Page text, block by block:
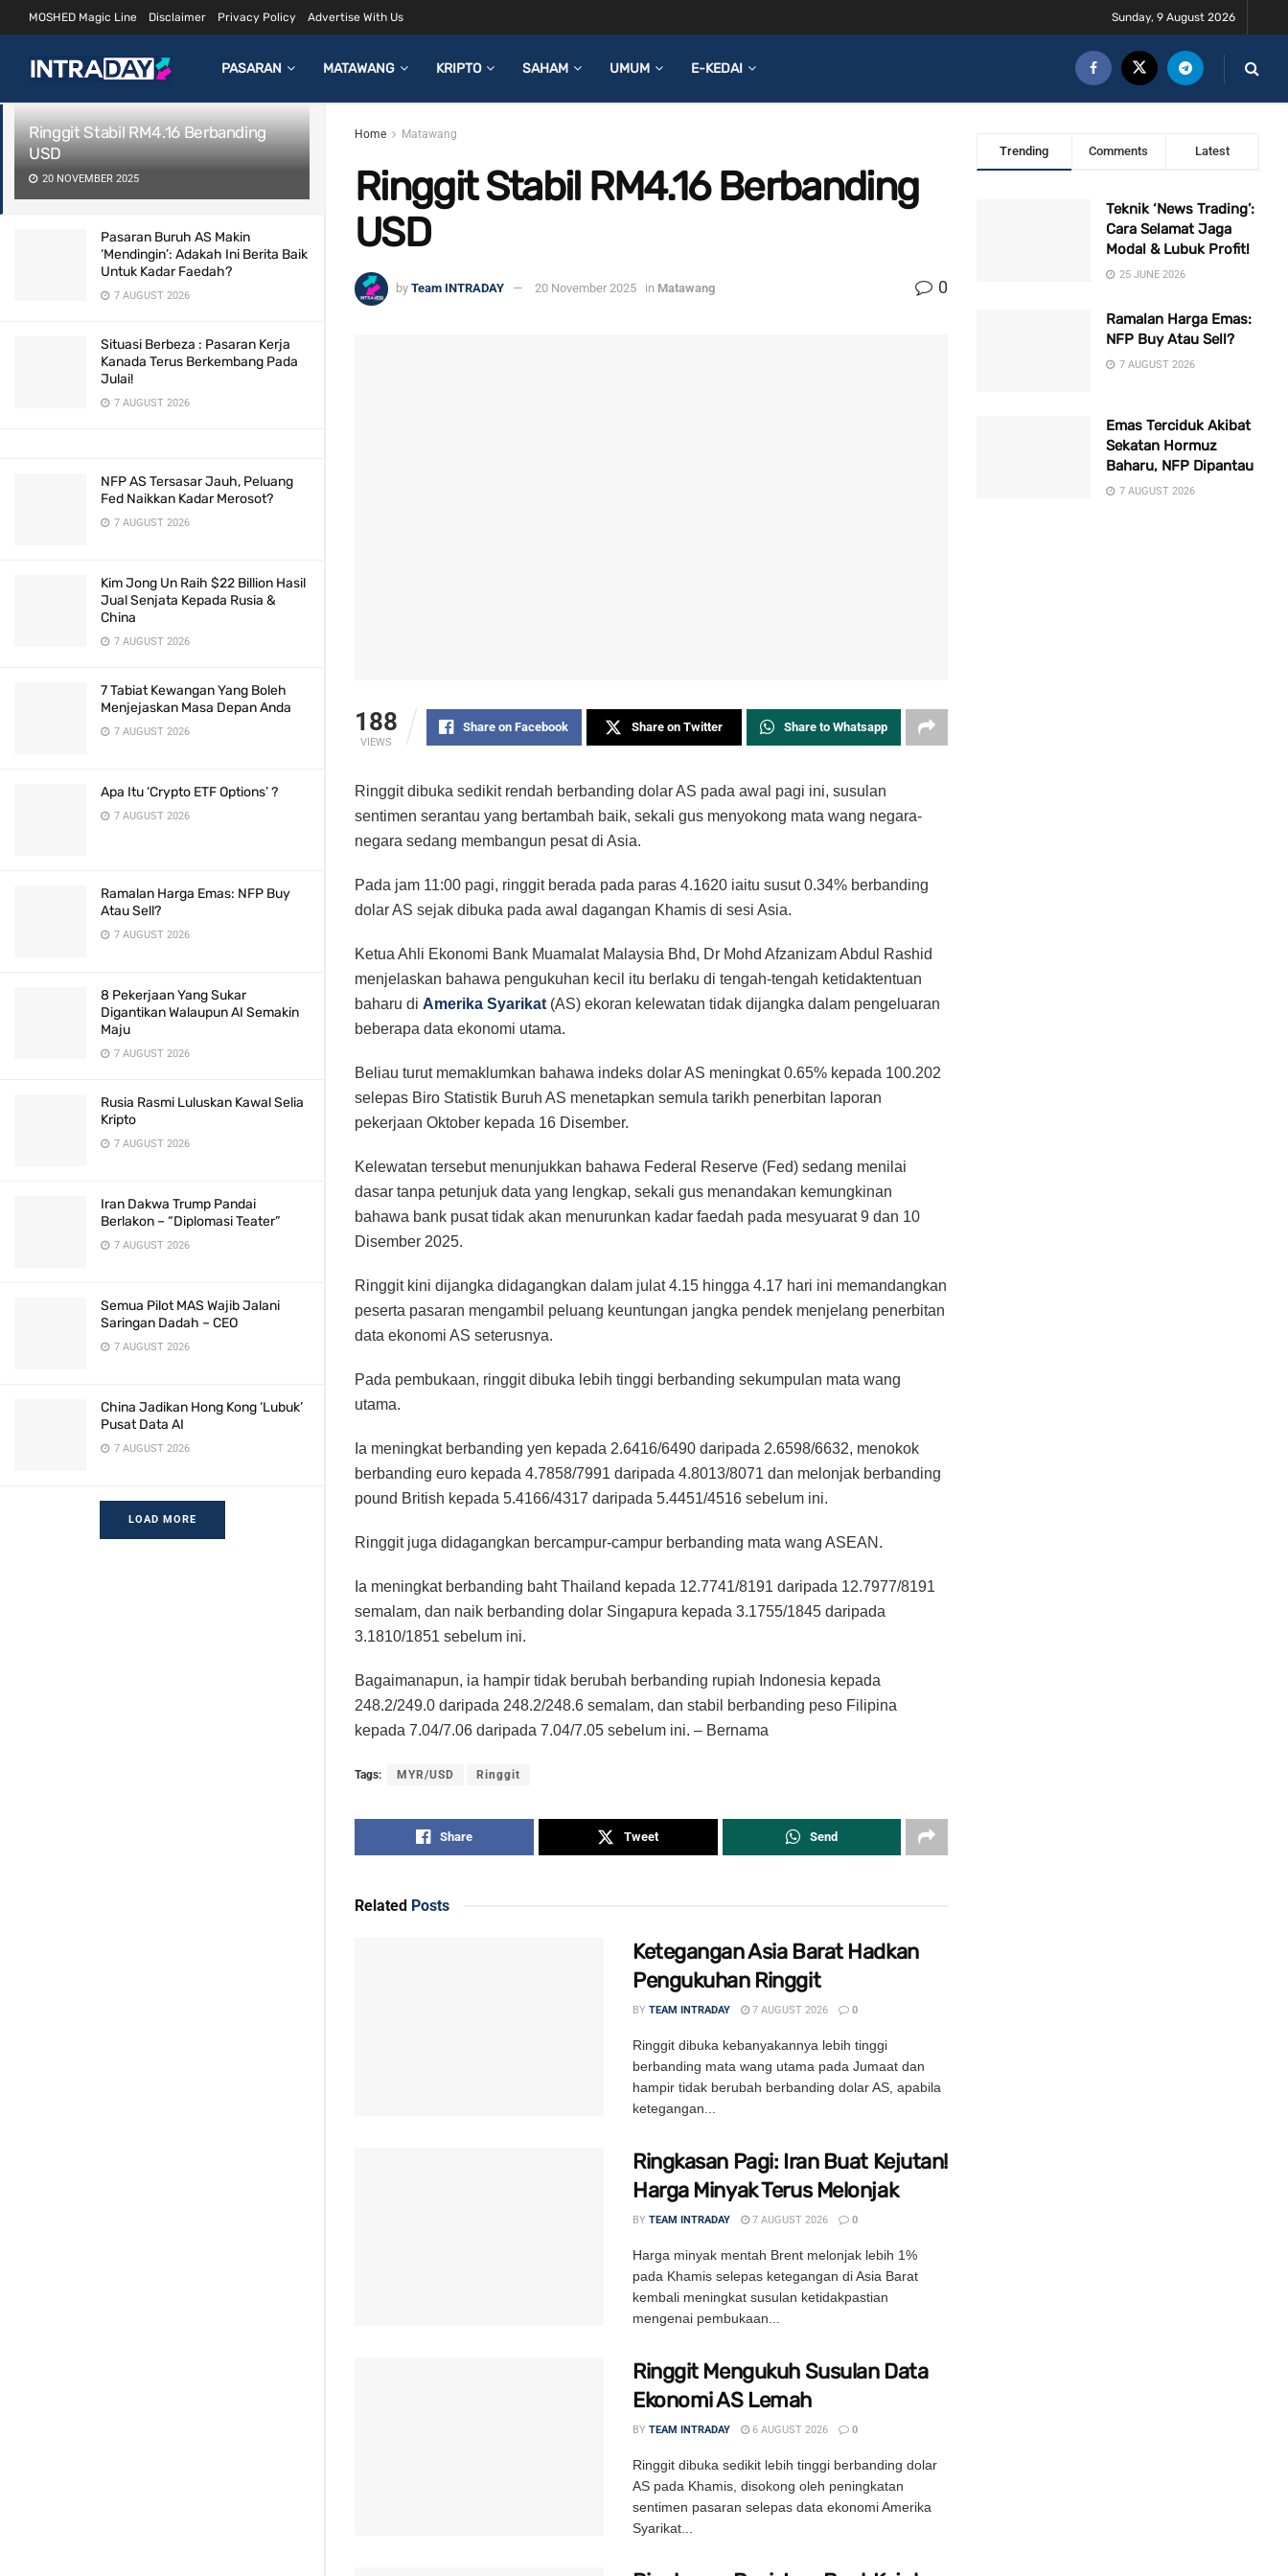
LATEST TRENDING Filter
Ringgit Stabil RM4.16 Berbanding
USD
20 NOVEMBER 2025
Pasaran Buruh AS Makin
‘Mendingin’: Adakah Ini Berita Baik
Untuk Kadar Faedah?
7 AUGUST 2026
Situasi Berbeza : Pasaran Kerja
Kanada Terus Berkembang Pada
Julai!
7 AUGUST 2026
NFP AS Tersasar Jauh, Peluang
Fed Naikkan Kadar Merosot?
7 AUGUST 2026
Kim Jong Un Raih $22 Billion Hasil
Jual Senjata Kepada Rusia &
China
7 AUGUST 2026
7 Tabiat Kewangan Yang Boleh
Menjejaskan Masa Depan Anda
7 AUGUST 2026
Apa Itu ‘Crypto ETF Options’ ?
7 AUGUST 2026
Ramalan Harga Emas: NFP Buy
Atau Sell?
7 AUGUST 2026
8 Pekerjaan Yang Sukar
Digantikan Walaupun AI Semakin
Maju
7 AUGUST 2026
Rusia Rasmi Luluskan Kawal Selia
Kripto
7 AUGUST 2026
Iran Dakwa Trump Pandai
Berlakon – “Diplomasi Teater”
7 AUGUST 2026
Semua Pilot MAS Wajib Jalani
Saringan Dadah – CEO
7 AUGUST 2026
China Jadikan Hong Kong ‘Lubuk’
Pusat Data AI
7 AUGUST 2026
LOAD MORE
MOSHED Magic Line Disclaimer Privacy Policy Advertise With Us Sunday, 9 August 2026
PASARAN MATAWANG KRIPTO SAHAM UMUM E-KEDAI
Home Matawang
Ringgit Stabil RM4.16 Berbanding
USD
by Team INTRADAY 20 November 2025 in Matawang 0
188
VIEWS
Share on Facebook Share on Twitter Share to Whatsapp
Ringgit dibuka sedikit rendah berbanding dolar AS pada awal pagi ini, susulan
sentimen serantau yang bertambah baik, sekali gus menyokong mata wang negara-
negara sedang membangun pesat di Asia.
Pada jam 11:00 pagi, ringgit berada pada paras 4.1620 iaitu susut 0.34% berbanding
dolar AS sejak dibuka pada awal dagangan Khamis di sesi Asia.
Ketua Ahli Ekonomi Bank Muamalat Malaysia Bhd, Dr Mohd Afzanizam Abdul Rashid
menjelaskan bahawa pengukuhan kecil itu berlaku di tengah-tengah ketidaktentuan
baharu di Amerika Syarikat(AS) ekoran kelewatan tidak dijangka dalam pengeluaran
beberapa data ekonomi utama.
Beliau turut memaklumkan bahawa indeks dolar AS meningkat 0.65% kepada 100.202
selepas Biro Statistik Buruh AS menetapkan semula tarikh penerbitan laporan
pekerjaan Oktober kepada 16 Disember.
Kelewatan tersebut menunjukkan bahawa Federal Reserve (Fed) sedang menilai
dasar tanpa petunjuk data yang lengkap, sekali gus menandakan kemungkinan
bahawa bank pusat tidak akan menurunkan kadar faedah pada mesyuarat 9 dan 10
Disember 2025.
Ringgit kini dijangka didagangkan dalam julat 4.15 hingga 4.17 hari ini memandangkan
peserta pasaran mengambil peluang keuntungan jangka pendek menjelang penerbitan
data ekonomi AS seterusnya.
Pada pembukaan, ringgit dibuka lebih tinggi berbanding sekumpulan mata wang
utama.
Ia meningkat berbanding yen kepada 2.6416/6490 daripada 2.6598/6632, menokok
berbanding euro kepada 4.7858/7991 daripada 4.8013/8071 dan melonjak berbanding
pound British kepada 5.4166/4317 daripada 5.4451/4516 sebelum ini.
Ringgit juga didagangkan bercampur-campur berbanding mata wang ASEAN.
Ia meningkat berbanding baht Thailand kepada 12.7741/8191 daripada 12.7977/8191
semalam, dan naik berbanding dolar Singapura kepada 3.1755/1845 daripada
3.1810/1851 sebelum ini.
Bagaimanapun, ia hampir tidak berubah berbanding rupiah Indonesia kepada
248.2/249.0 daripada 248.2/248.6 semalam, dan stabil berbanding peso Filipina
kepada 7.04/7.06 daripada 7.04/7.05 sebelum ini. – Bernama
Tags: MYR/USD Ringgit
Share Tweet Send
Related Posts
Ketegangan Asia Barat Hadkan
Pengukuhan Ringgit
BY TEAM INTRADAY 7 AUGUST 2026 0
Ringgit dibuka kebanyakannya lebih tinggi
berbanding mata wang utama pada Jumaat dan
hampir tidak berubah berbanding dolar AS, apabila
ketegangan...
Ringkasan Pagi: Iran Buat Kejutan!
Harga Minyak Terus Melonjak
BY TEAM INTRADAY 7 AUGUST 2026 0
Harga minyak mentah Brent melonjak lebih 1%
pada Khamis selepas ketegangan di Asia Barat
kembali meningkat susulan ketidakpastian
mengenai pembukaan...
Ringgit Mengukuh Susulan Data
Ekonomi AS Lemah
BY TEAM INTRADAY 6 AUGUST 2026 0
Ringgit dibuka sedikit lebih tinggi berbanding dolar
AS pada Khamis, disokong oleh peningkatan
sentimen pasaran selepas data ekonomi Amerika
Syarikat...
Trending Comments Latest
Teknik ‘News Trading’:
Cara Selamat Jaga
Modal & Lubuk Profit!
25 JUNE 2026
Ramalan Harga Emas:
NFP Buy Atau Sell?
7 AUGUST 2026
Emas Terciduk Akibat
Sekatan Hormuz
Baharu, NFP Dipantau
7 AUGUST 2026